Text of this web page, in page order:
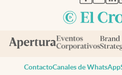
ContactoCanales de WhatsApp